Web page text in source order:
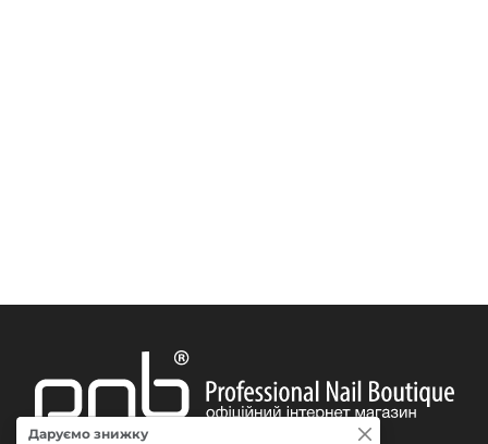
Даруємо знижку